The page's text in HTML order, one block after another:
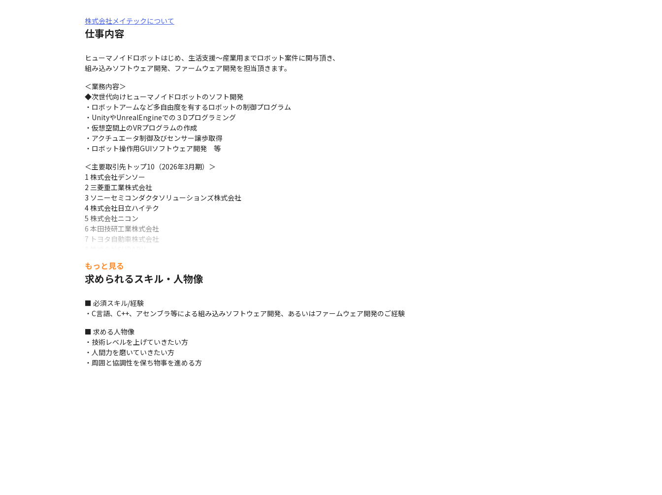
株式会社メイテックについて
仕事内容
ヒューマノイドロボットはじめ、生活支援～産業用までロボット案件に関与頂き、
組み込みソフトウェア開発、ファームウェア開発を担当頂きます。
＜業務内容＞
◆次世代向けヒューマノイドロボットのソフト開発
・ロボットアームなど多自由度を有するロボットの制御プログラム
・UnityやUnrealEngineでの３Dプログラミング
・仮想空間上のVRプログラムの作成
・アクチュエータ制御及びセンサー譲歩取得
・ロボット操作用GUIソフトウェア開発　等
＜主要取引先トップ10（2026年3月期）＞
1 株式会社デンソー
2 三菱重工業株式会社
3 ソニーセミコンダクタソリューションズ株式会社
4 株式会社日立ハイテク
5 株式会社ニコン
6 本田技研工業株式会社
7 トヨタ自動車株式会社
10 株式会社デンソーテン
（敬省略）
その他、モビリティー / ロボット / 航空・宇宙 / 半導体・LSI / 産業用機械 / 電気・電子機器 / 素材 / エネルギー・プラント / システム / 医療 / 次世代技術など
※日本のトップメーカーを中心に、幅広い業界でご活躍いただけます
（変更の範囲）当社の定める業務。詳細は就業条件明示書に記載。
もっと見る
求められるスキル・人物像
■ 必須スキル/経験
・C言語、C++、アセンブラ等による組み込みソフトウェア開発、あるいはファームウェア開発のご経験
■ 求める人物像
・技術レベルを上げていきたい方
・人間力を磨いていきたい方
・周囲と協調性を保ち物事を進める方